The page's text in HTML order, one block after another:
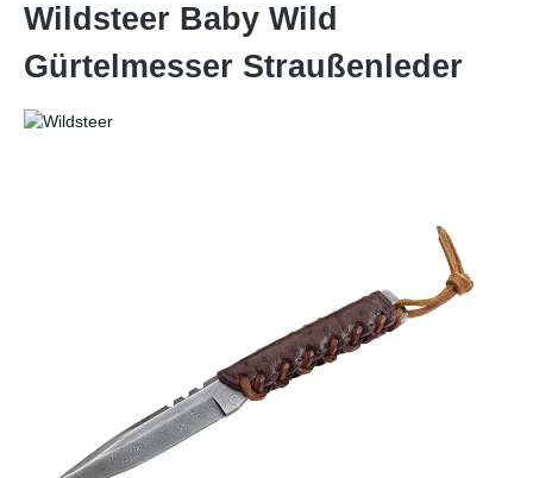
Wildsteer Baby Wild
Gürtelmesser Straußenleder